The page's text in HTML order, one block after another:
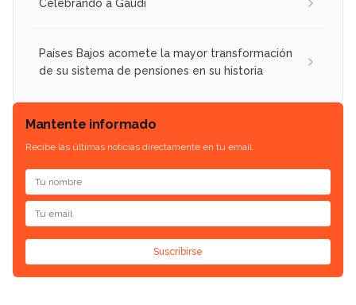
Celebrando a Gaudí
Países Bajos acomete la mayor transformación
de su sistema de pensiones en su historia
Mantente informado
Recibe las últimas noticias directamente en tu email.
Suscribirse